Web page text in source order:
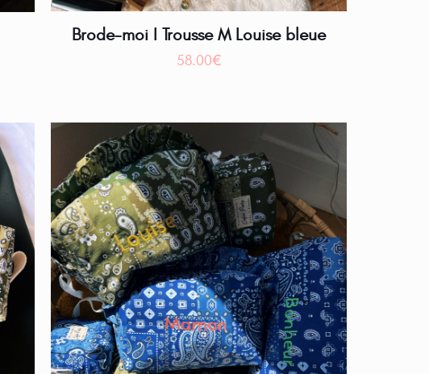
Brode-moi I Trousse M Louise bleue
58.00€